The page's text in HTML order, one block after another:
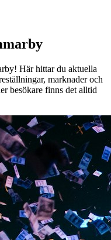
Här hittar du aktuella
marknader och
besökare finns det alltid